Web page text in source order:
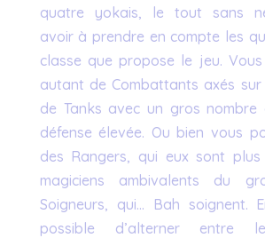
quatre yokais, le tout sans
avoir à prendre en compte les
classe que propose le jeu.
autant de Combattants axés sur
de Tanks avec un gros
défense élevée. Ou bien vous
des Rangers, qui eux sont
magiciens ambivalents du
Soigneurs, qui… Bah soignent.
possible d’alterner entre